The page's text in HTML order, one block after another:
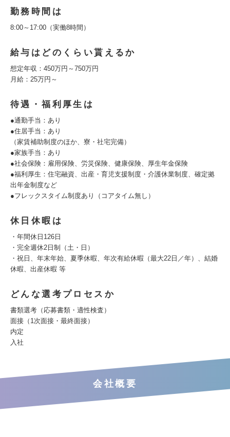
勤務時間は
8:00～17:00（実働8時間）
給与はどのくらい貰えるか
想定年収：450万円～750万円
月給：25万円～
待遇・福利厚生は
●通勤手当：あり
●住居手当：あり
（家賃補助制度のほか、寮・社宅完備）
●家族手当：あり
●社会保険：雇用保険、労災保険、健康保険、厚生年金保険
●福利厚生：住宅融資、出産・育児支援制度・介護休業制度、確定拠
出年金制度など
●フレックスタイム制度あり（コアタイム無し）
休日休暇は
・年間休日126日
・完全週休2日制（土・日）
・祝日、年末年始、夏季休暇、年次有給休暇（最大22日／年）、結婚
休暇、出産休暇 等
どんな選考プロセスか
書類選考（応募書類・適性検査）
面接（1次面接・最終面接）
内定
入社
会社概要